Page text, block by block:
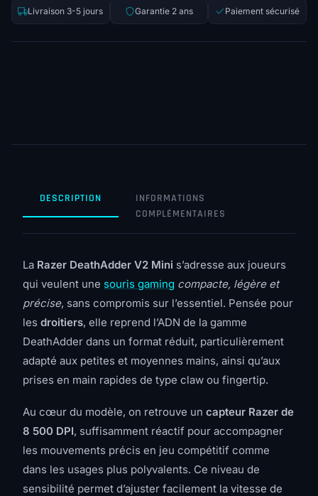
Livraison 3-5 jours Garantie 2 ans Paiement sécurisé
DESCRIPTION
INFORMATIONS
COMPLÉMENTAIRES
La Razer DeathAdder V2 Mini s’adresse aux joueurs
qui veulent une souris gaming compacte, légère et
précise, sans compromis sur l’essentiel. Pensée pour
les droitiers, elle reprend l’ADN de la gamme
DeathAdder dans un format réduit, particulièrement
adapté aux petites et moyennes mains, ainsi qu’aux
prises en main rapides de type claw ou fingertip.
Au cœur du modèle, on retrouve un capteur Razer de
8 500 DPI, suffisamment réactif pour accompagner
les mouvements précis en jeu compétitif comme
dans les usages plus polyvalents. Ce niveau de
sensibilité permet d’ajuster facilement la vitesse de